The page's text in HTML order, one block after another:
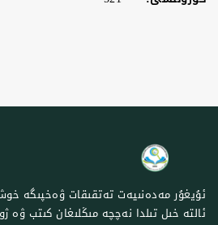
ئۇيغۇر مەدەنىيەت تەتقىقات ۋەخپىگە
ئالتە خىل تىلدا نەچچە مىڭلىغان كىتب ۋە